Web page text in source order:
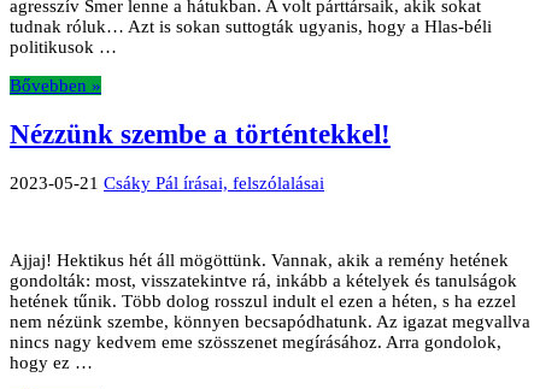
agresszív Smer lenne a hátukban. A volt párttársaik, akik sokat
tudnak róluk… Azt is sokan suttogták ugyanis, hogy a Hlas-béli
politikusok …
Bővebben »
Nézzünk szembe a történtekkel!
2023-05-21 Csáky Pál írásai, felszólalásai
Ajjaj! Hektikus hét áll mögöttünk. Vannak, akik a remény hetének
gondolták: most, visszatekintve rá, inkább a kételyek és tanulságok
hetének tűnik. Több dolog rosszul indult el ezen a héten, s ha ezzel
nem nézünk szembe, könnyen becsapódhatunk. Az igazat megvallva
nincs nagy kedvem eme szösszenet megírásához. Arra gondolok,
hogy ez …